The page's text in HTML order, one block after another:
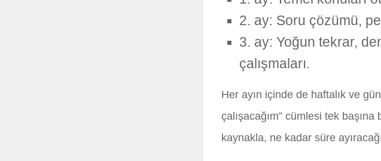
2. ay: Soru çözümü,
3. ay: Yoğun tekrar,
çalışmaları.
Her ayın içinde de haftalık ve
çalışacağım” cümlesi tek
kaynakla, ne kadar süre